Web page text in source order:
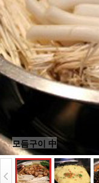
모듬구이 中